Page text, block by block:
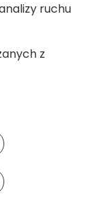
ruchu
z